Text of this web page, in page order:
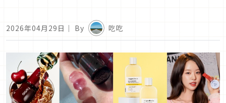
2026年04月29日 ｜ By 吃吃